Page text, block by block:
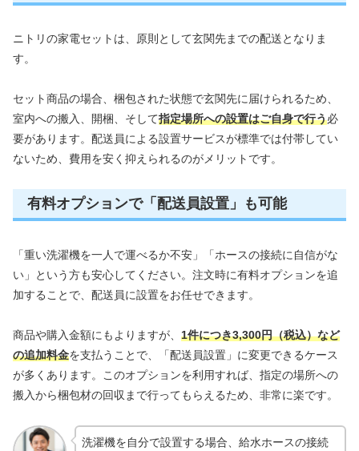
ニトリの家電セットは、原則として玄関先までの配送となりま
す。
セット商品の場合、梱包された状態で玄関先に届けられるため、
室内への搬入、開梱、そして指定場所への設置はご自身で行う必
要があります。配送員による設置サービスが標準では付帯してい
ないため、費用を安く抑えられるのがメリットです。
有料オプションで「配送員設置」も可能
「重い洗濯機を一人で運べるか不安」「ホースの接続に自信がな
い」という方も安心してください。注文時に有料オプションを追
加することで、配送員に設置をお任せできます。
商品や購入金額にもよりますが、 1件につき3,300円（税込）など
の追加料金を支払うことで、「配送員設置」に変更できるケース
が多くあります。このオプションを利用すれば、指定の場所への
搬入から梱包材の回収まで行ってもらえるため、非常に楽です。
洗濯機を自分で設置する場合、給水ホースの接続